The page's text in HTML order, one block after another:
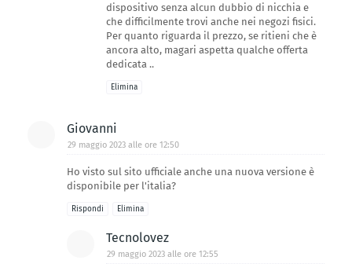
dispositivo senza alcun dubbio di nicchia e
che difficilmente trovi anche nei negozi fisici.
Per quanto riguarda il prezzo, se ritieni che è
ancora alto, magari aspetta qualche offerta
dedicata ..
Elimina
Giovanni
29 maggio 2023 alle ore 12:50
Ho visto sul sito ufficiale anche una nuova versione è
disponibile per l'italia?
Rispondi Elimina
Tecnolovez
29 maggio 2023 alle ore 12:55